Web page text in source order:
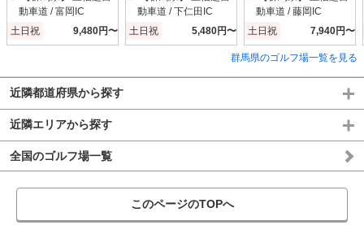
動車道 / 富岡IC
土日祝
9,480円〜
動車道 / 下仁田IC
土日祝
5,480円〜
動車道 / 藤岡IC
土日祝
7,940円〜
群馬県のゴルフ場一覧を見る
近隣都道府県から探す
近隣エリアから探す
全国のゴルフ場一覧
このページのTOPへ